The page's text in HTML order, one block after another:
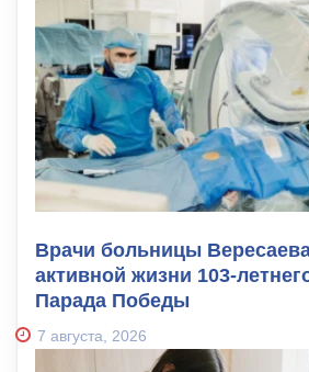
Врачи больницы
активной жизни 103-
Парада Победы
7 августа, 2026